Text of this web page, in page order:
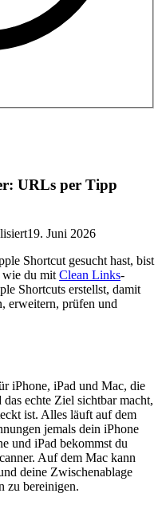
URLs per Tipp
19. Juni 2026
Shortcut gesucht hast, bist
wie du mit Clean Links-
Shortcuts erstellst, damit
erweitern, prüfen und
iPhone, iPad und Mac, die
echte Ziel sichtbar macht,
ist. Alles läuft auf dem
jemals dein iPhone
und iPad bekommst du
Auf dem Mac kann
deine Zwischenablage
zu bereinigen.